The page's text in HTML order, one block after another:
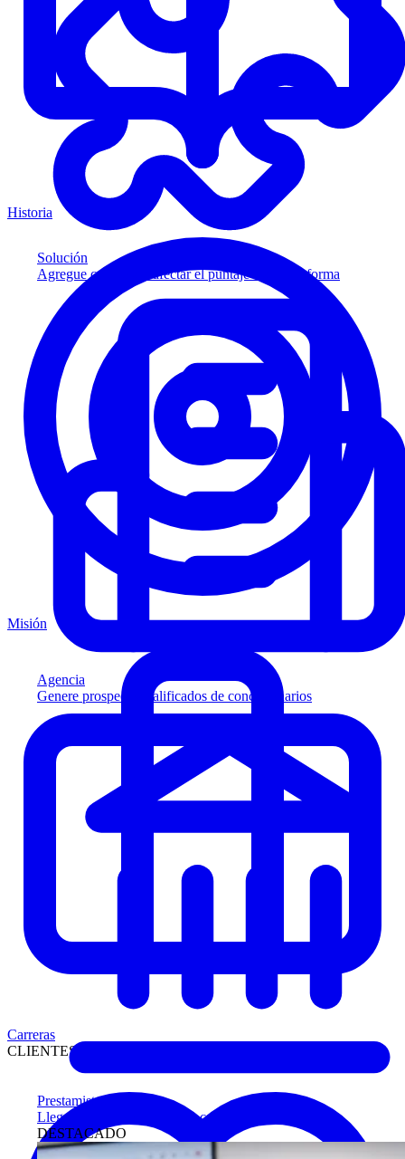
Solución
Agregue crédito sin afectar el puntaje a su plataforma
Agencia
Genere prospectos calificados de concesionarios
Prestamistas
Llegue antes a compradores calificados
DESTACADO
Historia
Misión
Carreras
CLIENTES